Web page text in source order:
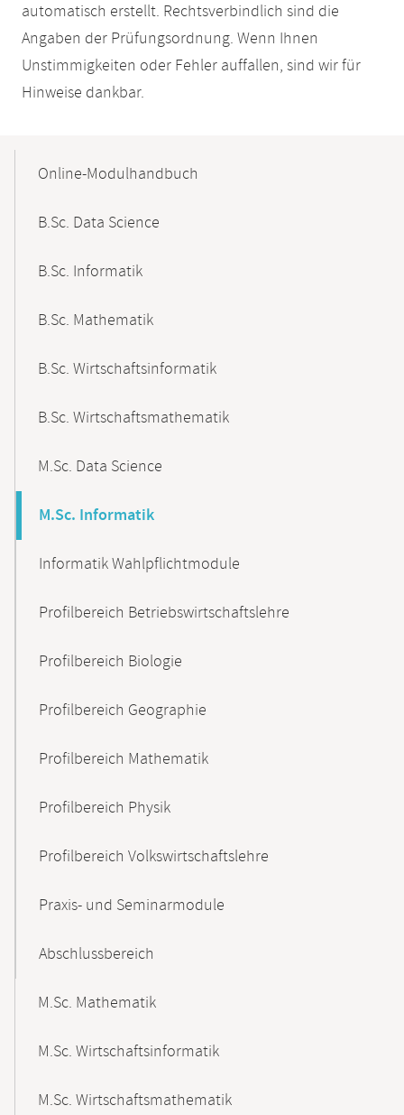
automatisch erstellt. Rechtsverbindlich sind die
Angaben der Prüfungsordnung. Wenn Ihnen
Unstimmigkeiten oder Fehler auffallen, sind wir für
Hinweise dankbar.
NavigationOnline-Modulhandbuch
B.Sc. Data Science
B.Sc. Informatik
B.Sc. Mathematik
B.Sc. Wirtschaftsinformatik
B.Sc. Wirtschaftsmathematik
M.Sc. Data Science
M.Sc. Informatik
Informatik Wahlpflichtmodule
Profilbereich Betriebswirtschaftslehre
Profilbereich Biologie
Profilbereich Geographie
Profilbereich Mathematik
Profilbereich Physik
Profilbereich Volkswirtschaftslehre
Praxis- und Seminarmodule
Abschlussbereich
M.Sc. Mathematik
M.Sc. Wirtschaftsinformatik
M.Sc. Wirtschaftsmathematik